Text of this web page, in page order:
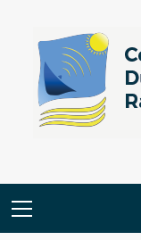
contenido
Menú